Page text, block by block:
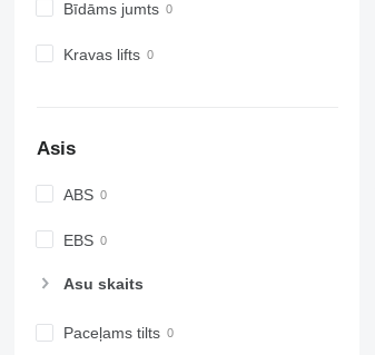
Bīdāms jumts
Kravas lifts
Asis
ABS
EBS
Asu skaits
Paceļams tilts